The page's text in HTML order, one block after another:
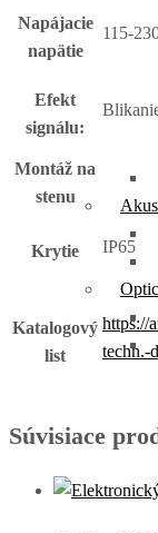
Napájacie
napätie
115-
Efekt
signálu:
Montáž na
stenu
Krytie IP65
Katalogový
list
https://
techn.-
Súvisiace